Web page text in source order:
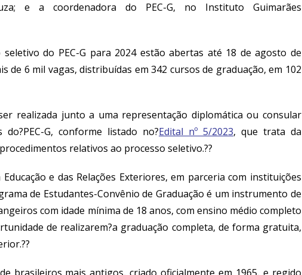
e a coordenadora do PEC-G, no Instituto Guimarães
do PEC-G para 2024 estão abertas até 18 de agosto de
de 6 mil vagas, distribuídas em 342 cursos de graduação, em 102
realizada junto a uma representação diplomática ou consular
G, conforme listado no?Edital nº 5/2023, que trata da
relativos ao processo seletivo.??
e das Relações Exteriores, em parceria com instituições
de Estudantes-Convênio de Graduação é um instrumento de
com idade mínima de 18 anos, com ensino médio completo
de realizarem?a graduação completa, de forma gratuita,